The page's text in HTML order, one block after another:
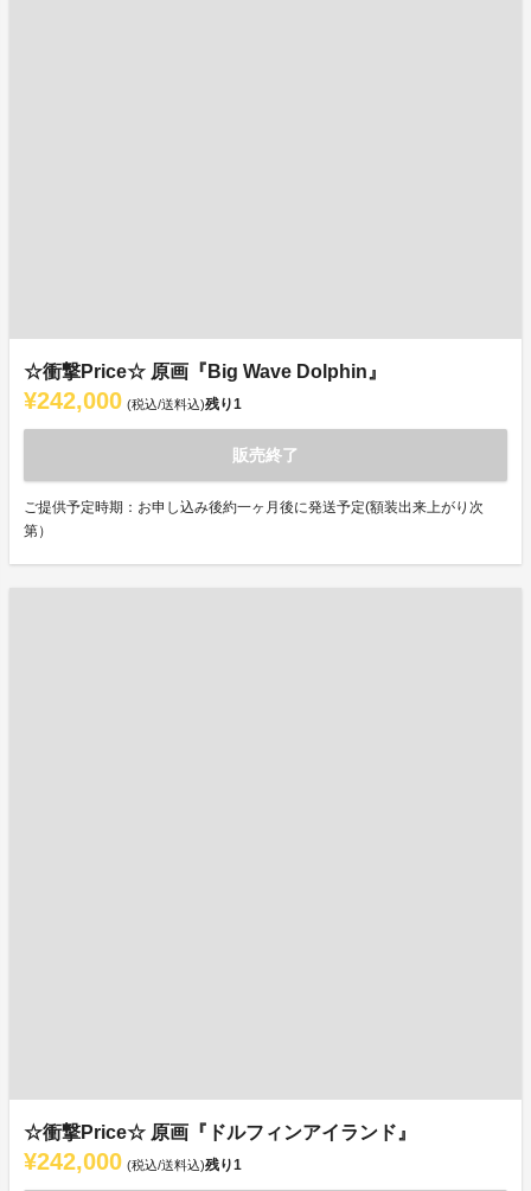
☆衝撃Price☆ 原画『Big Wave Dolphin』
¥242,000 (税込/送料込)残り1
販売終了
ご提供予定時期：お申し込み後約一ヶ月後に発送予定(額装出来上がり次
第）
☆衝撃Price☆ 原画『ドルフィンアイランド』
¥242,000 (税込/送料込)残り1